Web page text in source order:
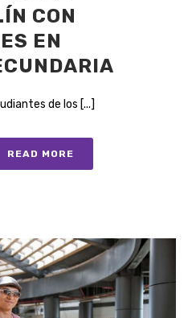
CON
EN
de los [...]
READ MORE